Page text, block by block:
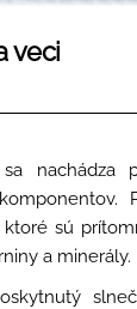
veci
sa
ktoré sú
a minerály.